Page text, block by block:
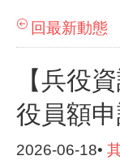
回最新動態
【兵役
役員額
2026-06-18•